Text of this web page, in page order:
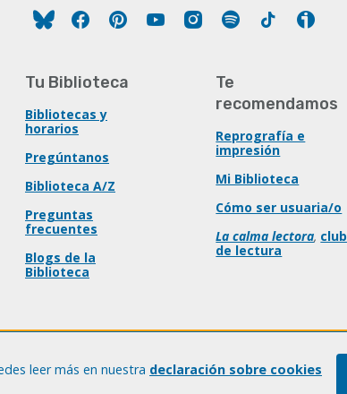
FacebookPinterestYouTubeInstagram
Spotify Tiktok
Tu Biblioteca
Bibliotecas y
horarios
Pregúntanos
Biblioteca A/Z
Preguntas
frecuentes
Blogs de la
Biblioteca
Te
recomendamos
Reprografía e
impresión
Mi Biblioteca
Cómo ser usuaria/o
La calma lectora, club
de lectura
leer más en nuestra declaración sobre cookies